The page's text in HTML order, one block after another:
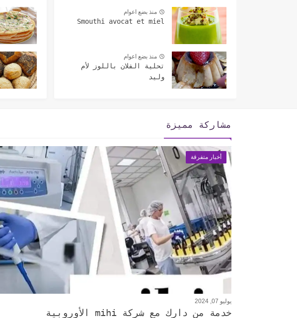
منذ بضع اعوام
Smouthi avocat et miel
منذ بضع اعوام
تحلية الفلان باللوز لأم
وليد
مشاركة مميزة
أخبار متفرقة
يوليو 07, 2024
خدمة من دارك مع شركة mihi الأوروبية